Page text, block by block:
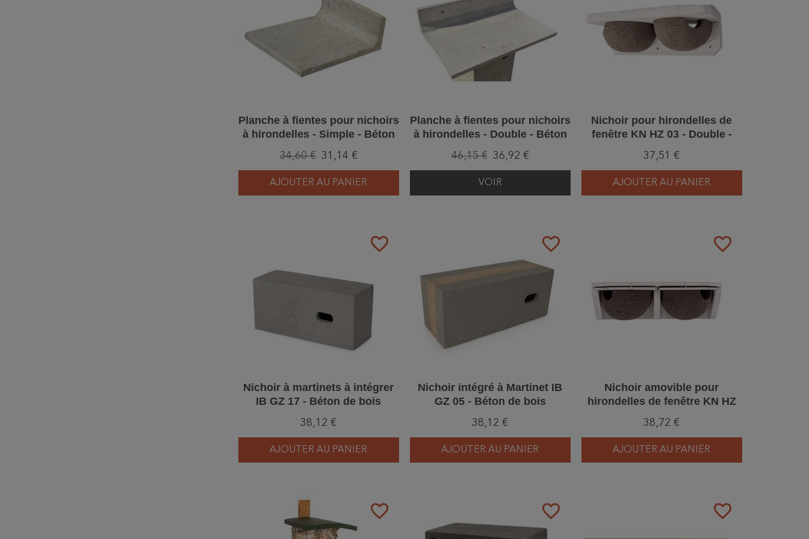
Planche à fientes pour nichoirs
à hirondelles - Simple - Béton
34,60 € 31,14 €
AJOUTER AU PANIER
Planche à fientes pour nichoirs
à hirondelles - Double - Béton
46,15 € 36,92 €
VOIR
Nichoir pour hirondelles de
fenêtre KN HZ 03 - Double -
37,51 €
AJOUTER AU PANIER
favorite_border
Nichoir à martinets à intégrer
IB GZ 17 - Béton de bois
38,12 €
AJOUTER AU PANIER
favorite_border
Nichoir intégré à Martinet IB
GZ 05 - Béton de bois
38,12 €
AJOUTER AU PANIER
favorite_border
Nichoir amovible pour
hirondelles de fenêtre KN HZ
38,72 €
AJOUTER AU PANIER
favorite_border favorite_border favorite_border